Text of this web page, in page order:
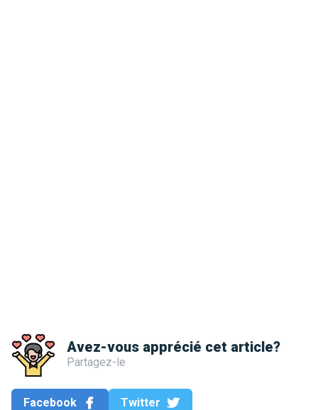
Avez-vous apprécié cet article?
Partagez-le
Facebook Twitter